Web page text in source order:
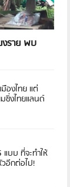
งราย พบ
องไทย แต่
ซิ่งไทยแลนด์
บบ ที่จะทำให้
อีกต่อไป!